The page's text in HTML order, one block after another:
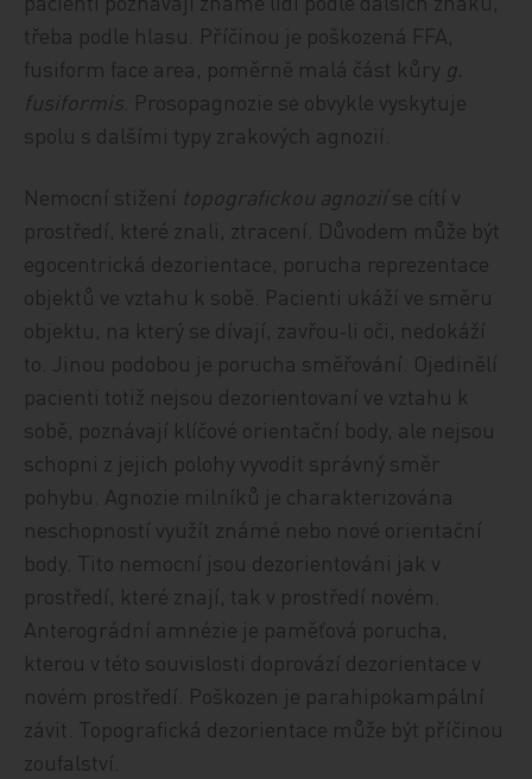
třeba podle hlasu. Příčinou je poškozená FFA,
fusiform face area, poměrně malá část kůry g.
fusiformis . Prosopagnozie se obvykle vyskytuje
spolu s dalšími typy zrakových agnozií.
Nemocní stižení topografickou agnoziíse cítí v
prostředí, které znali, ztracení. Důvodem může být
egocentrická dezorientace, porucha reprezentace
objektů ve vztahu k sobě. Pacienti ukáží ve směru
objektu, na který se dívají, zavřou‑li oči, nedokáží
to. Jinou podobou je porucha směřování. Ojedinělí
pacienti totiž nejsou dezorientovaní ve vztahu k
sobě, poznávají klíčové orientační body, ale nejsou
schopni z jejich polohy vyvodit správný směr
pohybu. Agnozie milníků je charakterizována
neschopností využít známé nebo nové orientační
body. Tito nemocní jsou dezorientováni jak v
prostředí, které znají, tak v prostředí novém.
Anterográdní amnézie je paměťová porucha,
kterou v této souvislosti doprovází dezorientace v
novém prostředí. Poškozen je parahipokampální
závit. Topografická dezorientace může být příčinou
zoufalství.